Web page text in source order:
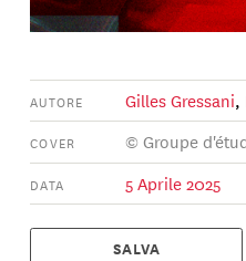
AUTORE Gilles Gressani,
COVER © Groupe
DATA 5 Aprile 2025
SALVA